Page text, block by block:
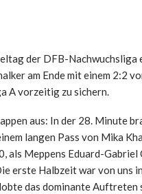
der DFB-Nachwuchsliga
am Ende mit einem 2:2
A vorzeitig zu sichern.
aus: In der 28. Minute
langen Pass von Mika
als Meppens Eduard-
erste Halbzeit war von uns
das dominante Auftreten